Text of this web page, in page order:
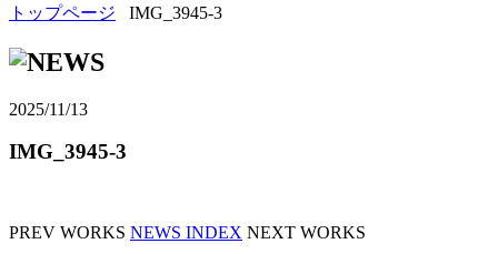
トップページ IMG_3945-3
2025/11/13
IMG_3945-3
PREV WORKS NEWS INDEX NEXT WORKS